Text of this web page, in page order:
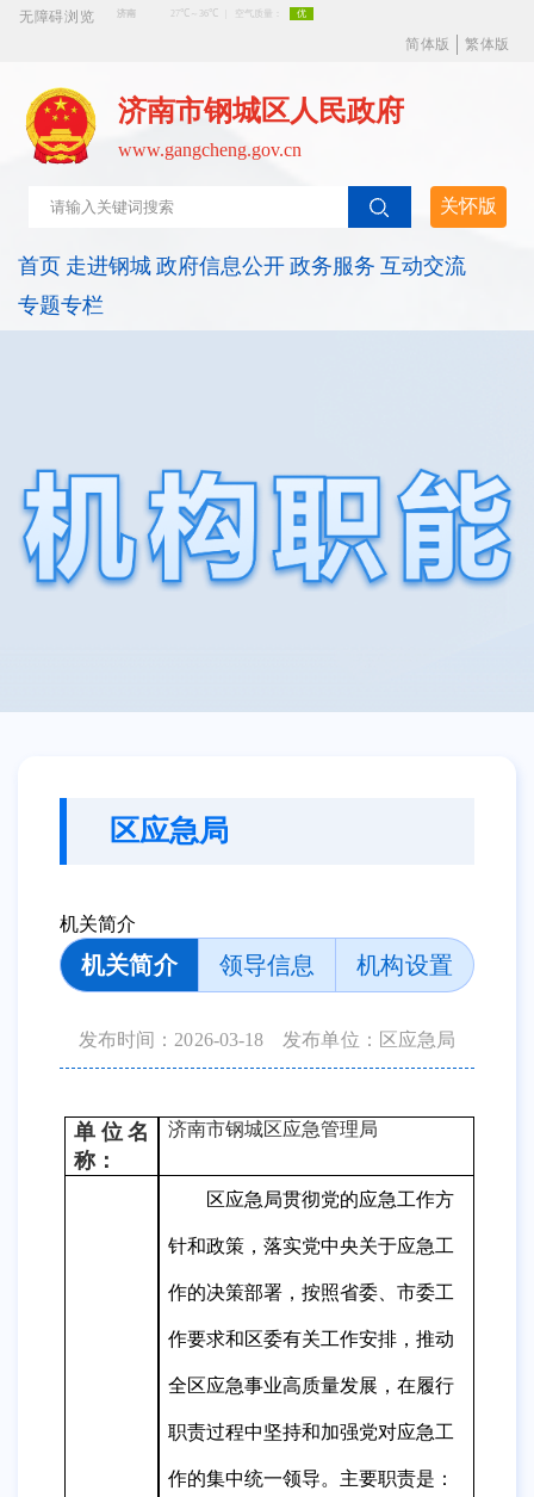
无障碍浏览
简体版
繁体版
济南市钢城区人民政府
www.gangcheng.gov.cn
关怀版
首页 走进钢城 政府信息公开 政务服务 互动交流
专题专栏
区应急局
机关简介
机关简介 领导信息 机构设置
发布时间：2026-03-18 发布单位：区应急局
单位名
称：
济南市钢城区应急管理局
区应急 局贯彻党的应急工作方
针和政策，落实党中央关于应急工
作的决策部署 ， 按照省委、市委工
作要求和区委有关工作安排 ，推动
全区应急事业高质量发展，在履行
职责过程中坚持和加强党对应急工
作的集中统一领导。主要职责是 ：